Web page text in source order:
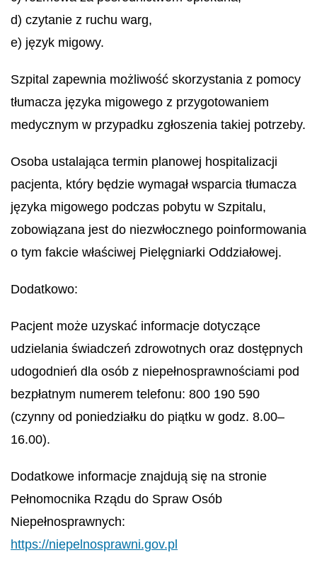
d) czytanie z ruchu warg,
e) język migowy.
Szpital zapewnia możliwość skorzystania z pomocy
tłumacza języka migowego z przygotowaniem
medycznym w przypadku zgłoszenia takiej potrzeby.
Osoba ustalająca termin planowej hospitalizacji
pacjenta, który będzie wymagał wsparcia tłumacza
języka migowego podczas pobytu w Szpitalu,
zobowiązana jest do niezwłocznego poinformowania
o tym fakcie właściwej Pielęgniarki Oddziałowej.
Dodatkowo:
Pacjent może uzyskać informacje dotyczące
udzielania świadczeń zdrowotnych oraz dostępnych
udogodnień dla osób z niepełnosprawnościami pod
bezpłatnym numerem telefonu: 800 190 590
(czynny od poniedziałku do piątku w godz. 8.00–
16.00).
Dodatkowe informacje znajdują się na stronie
Pełnomocnika Rządu do Spraw Osób
Niepełnosprawnych:
https://niepelnosprawni.gov.pl